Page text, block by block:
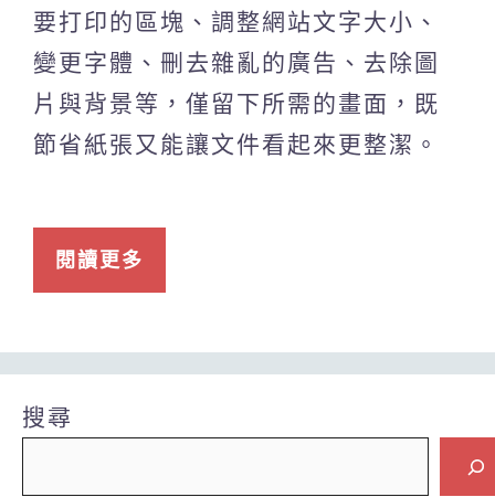
要打印的區塊、調整網站文字大小、
變更字體、刪去雜亂的廣告、去除圖
片與背景等，僅留下所需的畫面，既
節省紙張又能讓文件看起來更整潔。
閱讀更多
搜尋